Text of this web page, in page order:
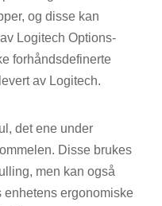
og disse kan
Logitech Options-
forhåndsdefinerte
av Logitech.
det ene under
Disse brukes
men kan også
enhetens ergonomiske